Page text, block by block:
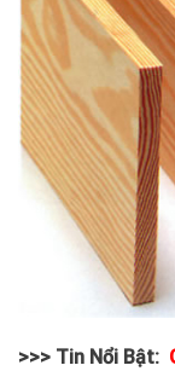
>>> Tin Nổi Bật: